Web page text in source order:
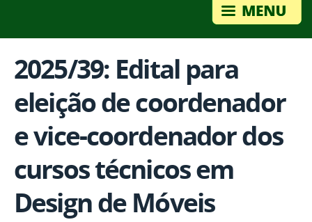
2025/39: Edital para
eleição de coordenador
e vice-coordenador dos
cursos técnicos em
Design de Móveis